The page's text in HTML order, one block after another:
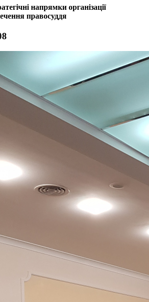
напрямки організації
правосуддя